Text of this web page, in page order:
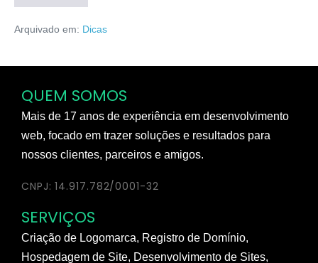
Arquivado em: Dicas
QUEM SOMOS
Mais de 17 anos de experiência em desenvolvimento
web, focado em trazer soluções e resultados para
nossos clientes, parceiros e amigos.
CNPJ: 14.917.782/0001-32
SERVIÇOS
Criação de Logomarca, Registro de Domínio,
Hospedagem de Site, Desenvolvimento de Sites,